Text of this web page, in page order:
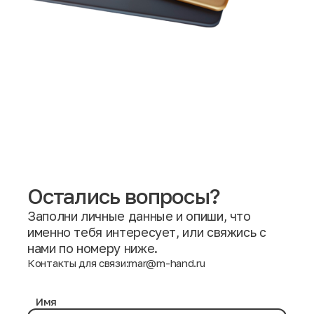
Остались вопросы?
Заполни личные данные и опиши, что
именно тебя интересует, или свяжись с
нами по номеру ниже.
Контакты для связи:mar@m-hand.ru
Имя